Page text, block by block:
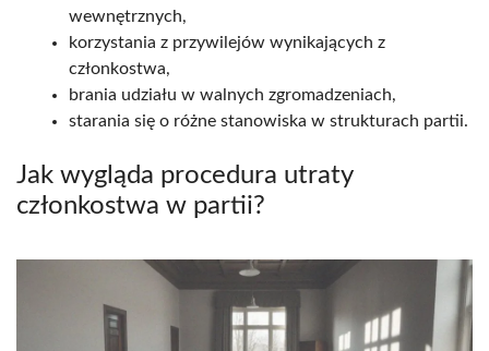
wewnętrznych,
korzystania z przywilejów wynikających z
członkostwa,
brania udziału w walnych zgromadzeniach,
starania się o różne stanowiska w strukturach partii.
Jak wygląda procedura utraty
członkostwa w partii?